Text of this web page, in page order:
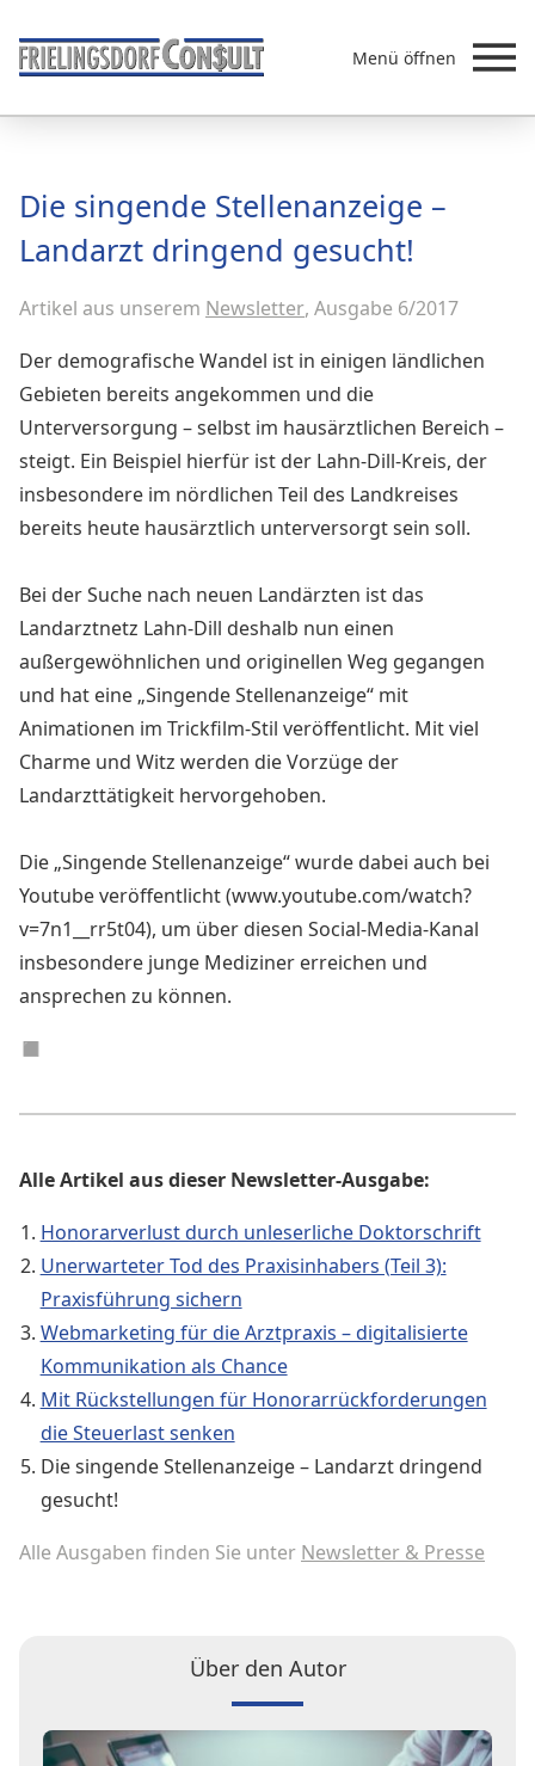
Menü öffnen
Beratung
Leistungen
Akademie
MVZ/Ärztenetze
Über uns
Newsletter & Presse
Die singende Stellenanzeige –
Landarzt dringend gesucht!
Artikel aus unserem Newsletter, Ausgabe 6/2017
Der demografische Wandel ist in einigen ländlichen
Gebieten bereits angekommen und die
Unterversorgung – selbst im hausärztlichen Bereich –
steigt. Ein Beispiel hierfür ist der Lahn-Dill-Kreis, der
insbesondere im nördlichen Teil des Landkreises
bereits heute hausärztlich unterversorgt sein soll.
Bei der Suche nach neuen Landärzten ist das
Landarztnetz Lahn-Dill deshalb nun einen
außergewöhnlichen und originellen Weg gegangen
und hat eine „Singende Stellenanzeige“ mit
Animationen im Trickfilm-Stil veröffentlicht. Mit viel
Charme und Witz werden die Vorzüge der
Landarzttätigkeit hervorgehoben.
Die „Singende Stellenanzeige“ wurde dabei auch bei
Youtube veröffentlicht (www.youtube.com/watch?
v=7n1__rr5t04), um über diesen Social-Media-Kanal
insbesondere junge Mediziner erreichen und
ansprechen zu können.
◼︎
Alle Artikel aus dieser Newsletter-Ausgabe:
Honorarverlust durch unleserliche Doktorschrift
Unerwarteter Tod des Praxisinhabers (Teil 3):
Praxisführung sichern
Webmarketing für die Arztpraxis – digitalisierte
Kommunikation als Chance
Mit Rückstellungen für Honorarrückforderungen
die Steuerlast senken
Die singende Stellenanzeige – Landarzt dringend
gesucht!
Alle Ausgaben finden Sie unter Newsletter & Presse
Über den Autor